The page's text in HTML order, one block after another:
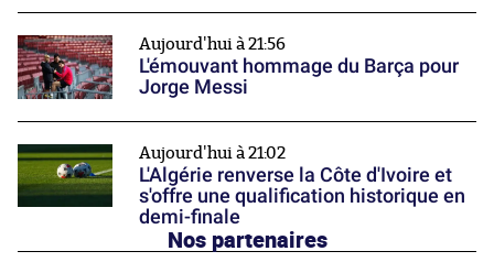
Aujourd'hui à 21:56
L'émouvant hommage du Barça pour
Jorge Messi
Aujourd'hui à 21:02
L'Algérie renverse la Côte d'Ivoire et
s'offre une qualification historique en
demi-finale
Nos partenaires